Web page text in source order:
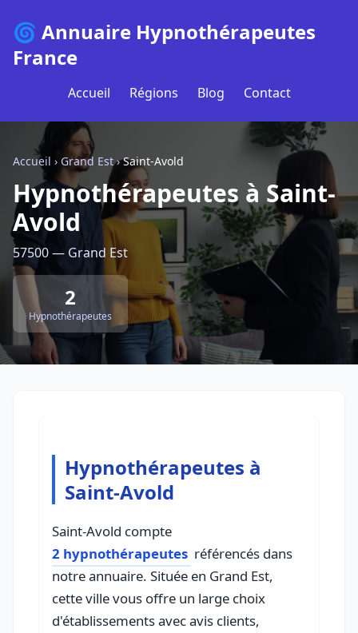
🌀 Annuaire Hypnothérapeutes
France
Accueil Régions Blog Contact
Accueil › Grand Est›Saint-Avold
Hypnothérapeutes à Saint-
Avold
57500 — Grand Est
2
Hypnothérapeutes
Hypnothérapeutes à
Saint-Avold
Saint-Avold compte
2 hypnothérapeutes référencés dans
notre annuaire. Située en Grand Est,
cette ville vous offre un large choix
d'établissements avec avis clients,